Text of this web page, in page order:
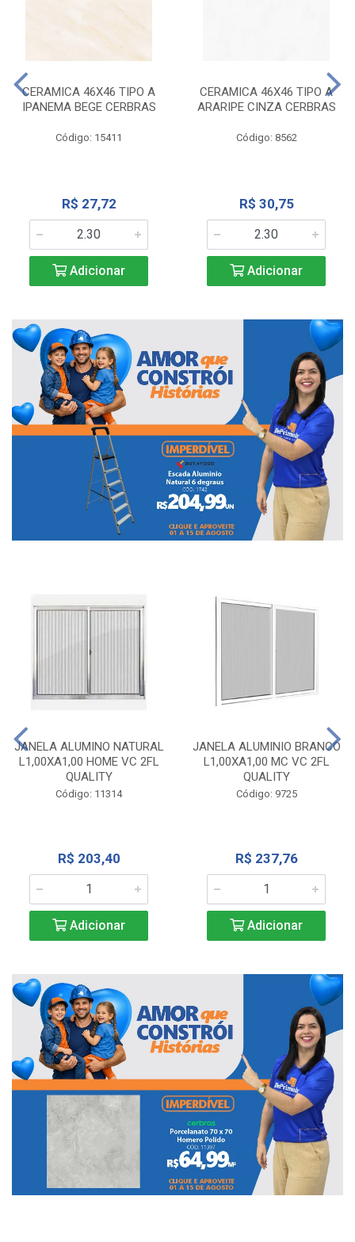
CERAMICA 46X46 TIPO A
IPANEMA BEGE CERBRAS
Código: 15411
R$ 27,72
Adicionar
CERAMICA 46X46 TIPO A
ARARIPE CINZA CERBRAS
Código: 8562
R$ 30,75
Adicionar
JANELA ALUMINO NATURAL
L1,00XA1,00 HOME VC 2FL
QUALITY
Código: 11314
R$ 203,40
Adicionar
JANELA ALUMINIO BRANCO
L1,00XA1,00 MC VC 2FL
QUALITY
Código: 9725
R$ 237,76
Adicionar